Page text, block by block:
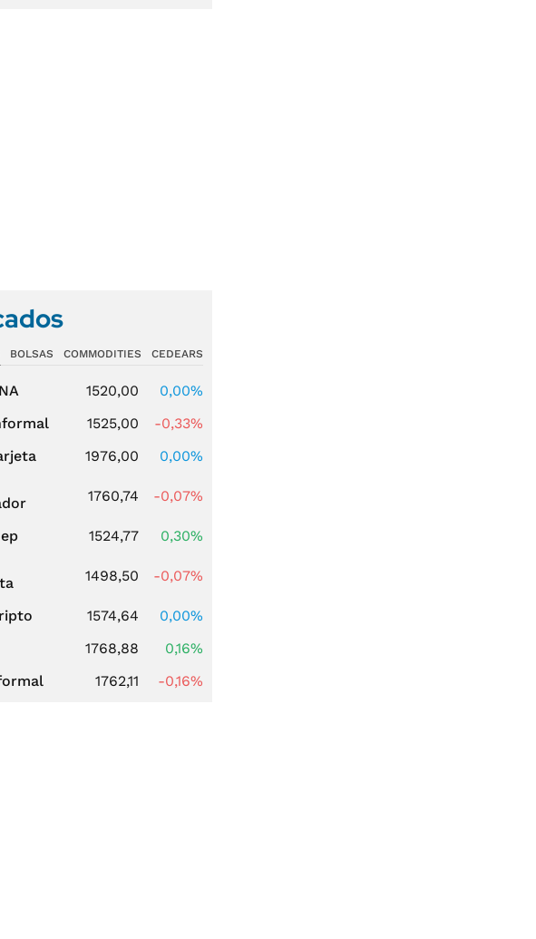
BOLSAS COMMODITIES CEDEARS
1520,00
0,00%
1525,00
-0,33%
1976,00
0,00%
1760,74 -0,07%
1524,77
0,30%
1498,50 -0,07%
1574,64
0,00%
1768,88
0,16%
1762,11 -0,16%